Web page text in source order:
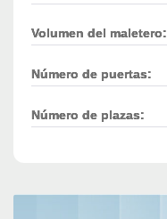
Volumen del maletero:
Número de puertas:
Número de plazas: